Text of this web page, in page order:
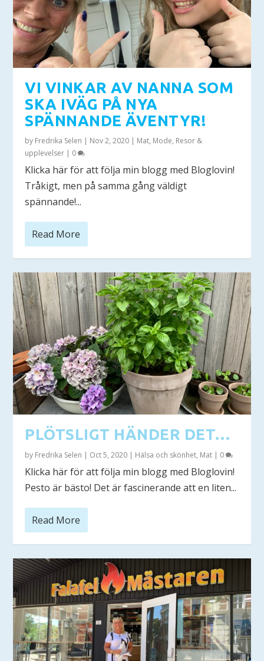
VI VINKAR AV NANNA SOM
SKA IVÄG PÅ NYA
SPÄNNANDE ÄVENTYR!
by Fredrika Selen | Nov 2, 2020 | Mat, Mode, Resor &
upplevelser | 0
Klicka här för att följa min blogg med Bloglovin!
Tråkigt, men på samma gång väldigt
spännande!...
Read More
PLÖTSLIGT HÄNDER DET…
by Fredrika Selen | Oct 5, 2020 | Hälsa och skönhet, Mat | 0
Klicka här för att följa min blogg med Bloglovin!
Pesto är bästo! Det är fascinerande att en liten...
Read More